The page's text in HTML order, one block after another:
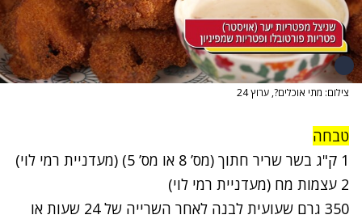
צילום: מתי אוכלים?, ערוץ 24
טבחה
1 ק"ג בשר שריר חתוך (מס’ 8 או מס’ 5) (מעדניית רמי לוי)
2 עצמות מח (מעדניית רמי לוי)
350 גרם שעועית לבנה לאחר השרייה של 24 שעות או